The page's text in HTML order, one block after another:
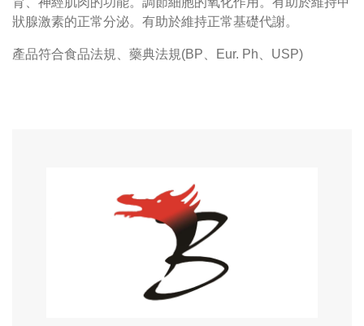
狀腺激素的正常分泌。有助於維持正常基礎代謝。
產品符合食品法規、藥典法規(BP、Eur. Ph、USP)